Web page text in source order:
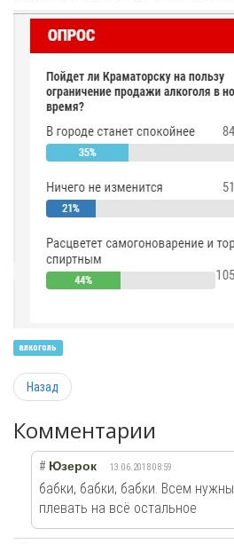
алкоголь
Назад
Комментарии
# Юзерок 13.06.2018 08:59
бабки, бабки, бабки. Всем
плевать на всё остальное